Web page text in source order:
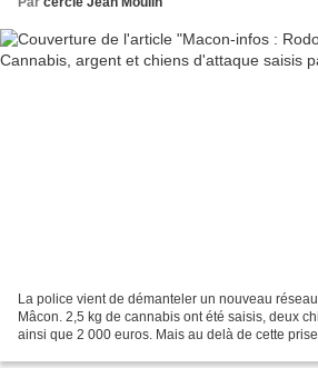
La police vient de démanteler un nouveau
Mâcon. 2,5 kg de cannabis ont été saisis, deux
ainsi que 2 000 euros. Mais au delà de cette